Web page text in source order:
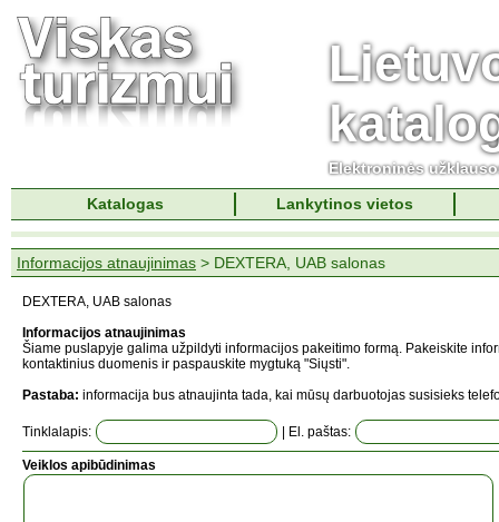
Elektroninės
Katalogas
Lankytinos vietos
Informacijos atnaujinimas > DEXTERA, UAB salonas
DEXTERA, UAB salonas
Informacijos atnaujinimas
Šiame puslapyje galima užpildyti informacijos pakeitimo formą. Pakeiskite
kontaktinius duomenis ir paspauskite mygtuką "Siųsti".
Pastaba: informacija bus atnaujinta tada, kai mūsų darbuotojas susisieks
Tinklalapis: | El. paštas:
Veiklos apibūdinimas